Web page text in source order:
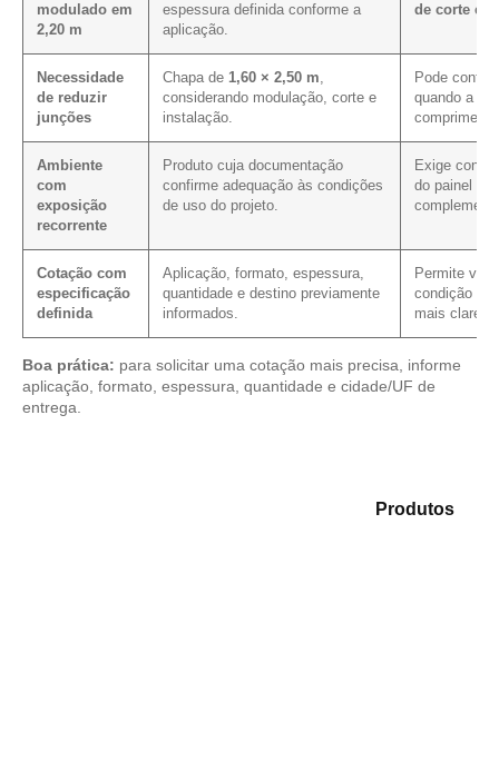
modulado em
2,20 m
espessura definida conforme a
aplicação.
de corte e
Necessidade
de reduzir
junções
Chapa de 1,60 × 2,50 m
considerando modulação, corte e
instalação.
Pode
quando a
Ambiente
com
exposição
recorrente
Produto cuja documentação
confirme adequação às condições
de uso do projeto.
Exige
do painel e
Cotação com
especificação
definida
Aplicação, formato, espessura,
quantidade e destino previamente
informados.
Permite
condição
mais
Boa prática: para solicitar uma cotação mais precisa, informe
aplicação, formato, espessura, quantidade e cidade/UF de
entrega.
Produtos